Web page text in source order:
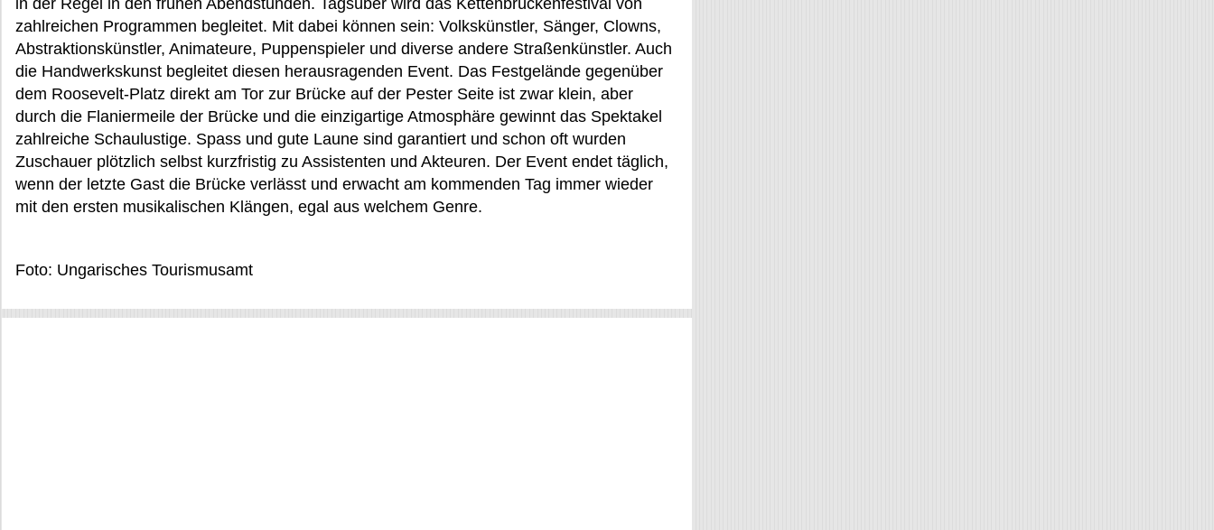
in der Regel in den frühen Abendstunden. Tagsüber wird das Kettenbrückenfestival von
zahlreichen Programmen begleitet. Mit dabei können sein: Volkskünstler, Sänger, Clowns,
Abstraktionskünstler, Animateure, Puppenspieler und diverse andere Straßenkünstler. Auch
die Handwerkskunst begleitet diesen herausragenden Event. Das Festgelände gegenüber
dem Roosevelt-Platz direkt am Tor zur Brücke auf der Pester Seite ist zwar klein, aber
durch die Flaniermeile der Brücke und die einzigartige Atmosphäre gewinnt das Spektakel
zahlreiche Schaulustige. Spass und gute Laune sind garantiert und schon oft wurden
Zuschauer plötzlich selbst kurzfristig zu Assistenten und Akteuren. Der Event endet täglich,
wenn der letzte Gast die Brücke verlässt und erwacht am kommenden Tag immer wieder
mit den ersten musikalischen Klängen, egal aus welchem Genre.
Foto: Ungarisches Tourismusamt